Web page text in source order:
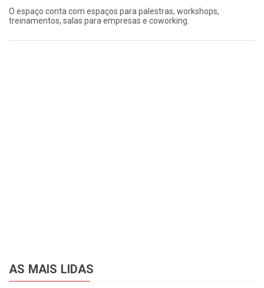
O espaço conta com espaços para palestras, workshops,
treinamentos, salas para empresas e coworking.
AS MAIS LIDAS